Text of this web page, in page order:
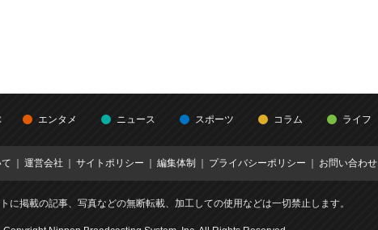
エンタメ ニュース スポーツ コラム ライフ
運営会社 サイトポリシー 編集体制 プライバシーポリシー お問い合わせ
に掲載の記事、写真などの無断転載、加工しての使用などは一切禁止します。